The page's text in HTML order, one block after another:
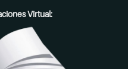
Virtual: